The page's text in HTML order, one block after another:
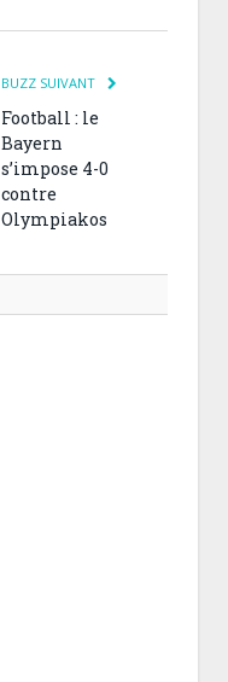
BUZZ SUIVANT
Football : le
Bayern
s’impose 4-0
contre
Olympiakos